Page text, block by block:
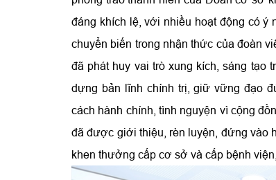
đáng khích lệ, với nhiều hoạt động có ý
chuyển biến trong nhận thức của đoàn
đã phát huy vai trò xung kích, sáng tạo
dựng bản lĩnh chính trị, giữ vững đạo
cách hành chính, tình nguyện vì cộng
đã được giới thiệu, rèn luyện, đứng vào
khen thưởng cấp cơ sở và cấp bệnh